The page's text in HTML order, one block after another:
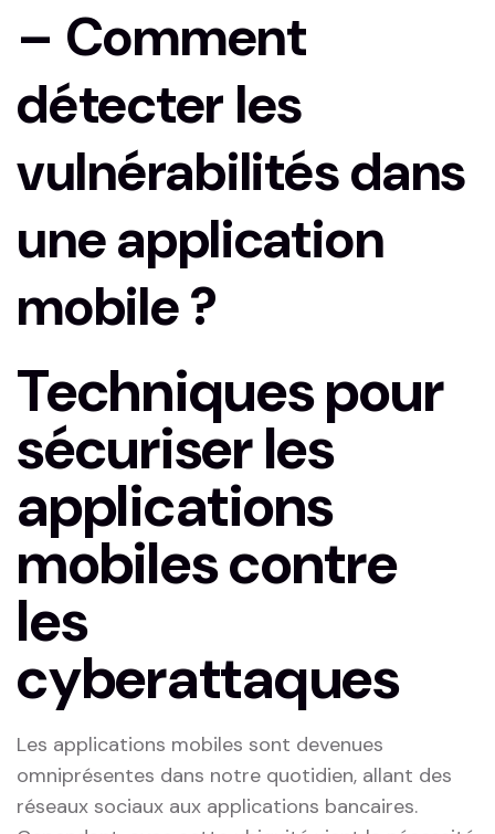
– Comment
détecter les
⁢vulnérabilités dans
une application
mobile ?
Techniques pour
sécuriser les
applications
mobiles contre
les
cyberattaques
Les applications mobiles ⁣sont devenues
omniprésentes dans notre ‍quotidien, allant des
réseaux sociaux aux applications bancaires.